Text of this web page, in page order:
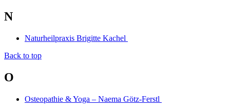
N
Naturheilpraxis Brigitte Kachel
Back to top
O
Osteopathie & Yoga – Naema Götz-Ferstl